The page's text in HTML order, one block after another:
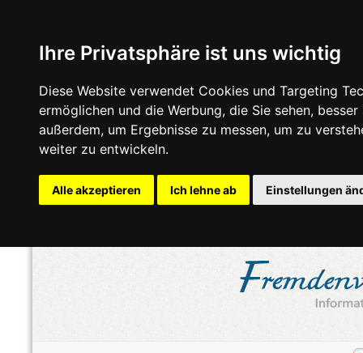
Ihre Privatsphäre ist uns wichtig
Diese Website verwendet Cookies und Targeting
ermöglichen und die Werbung, die Sie sehen,
außerdem, um Ergebnisse zu messen, um zu
weiter zu entwickeln.
Alle akzeptieren Ich lehne ab Einstellungen